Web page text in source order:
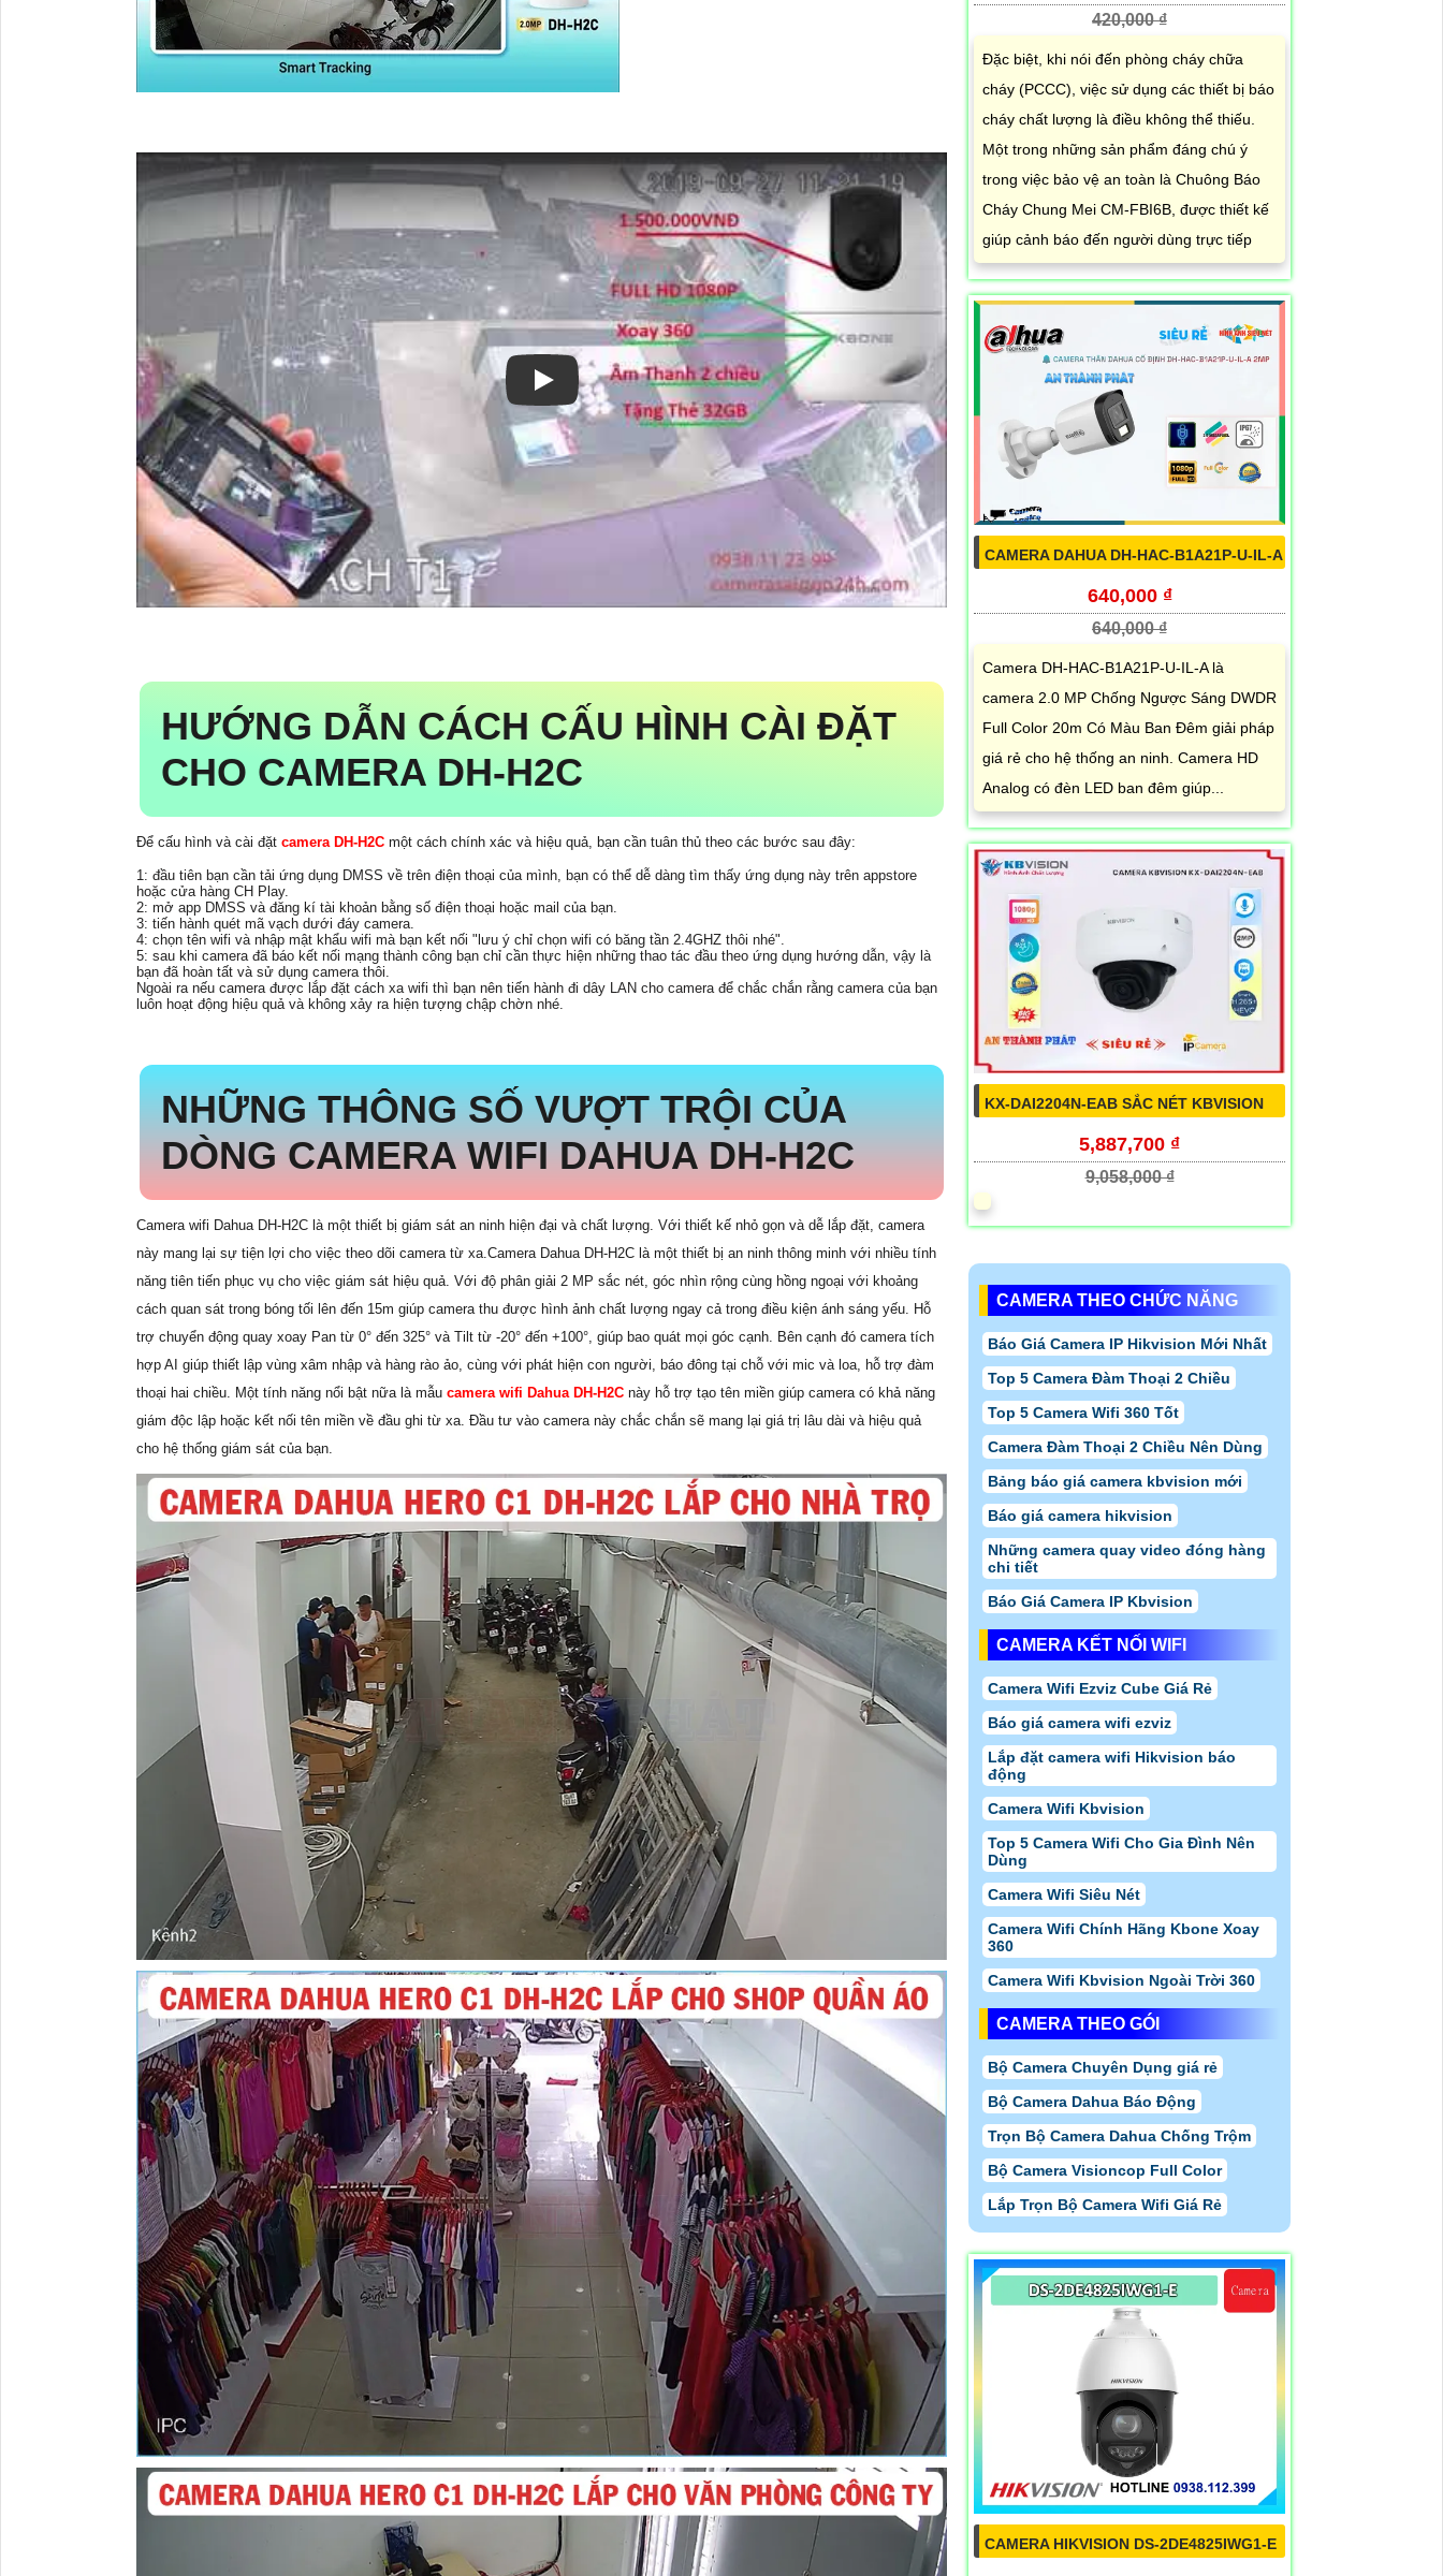
Xem video Camera Dahua Hero C1 Dh-H2c 2Mp
HƯỚNG DẪN CÁCH CẤU HÌNH CÀI ĐẶT
CHO CAMERA DH-H2C
Để cấu hình và cài đặt camera DH-H2C một cách chính xác và hiệu quả, bạn cần tuân thủ theo các bước sau đây:
1: đầu tiên bạn cần tải ứng dụng DMSS về trên điện thoại của mình, bạn có thể dễ dàng tìm thấy ứng dụng này trên appstore
hoặc cửa hàng CH Play.
2: mở app DMSS và đăng kí tài khoản bằng số điện thoại hoặc mail của bạn.
3: tiến hành quét mã vạch dưới đáy camera.
4: chọn tên wifi và nhập mật khẩu wifi mà bạn kết nối "lưu ý chỉ chọn wifi có băng tần 2.4GHZ thôi nhé".
5: sau khi camera đã báo kết nối mạng thành công bạn chỉ cần thực hiện những thao tác đầu theo ứng dụng hướng dẫn, vậy là
bạn đã hoàn tất và sử dụng camera thôi.
Ngoài ra nếu camera được lắp đặt cách xa wifi thì bạn nên tiến hành đi dây LAN cho camera để chắc chắn rằng camera của bạn
luôn hoạt động hiệu quả và không xảy ra hiện tượng chập chờn nhé.
NHỮNG THÔNG SỐ VƯỢT TRỘI CỦA
DÒNG CAMERA WIFI DAHUA DH-H2C
Camera wifi Dahua DH-H2C là một thiết bị giám sát an ninh hiện đại và chất lượng. Với thiết kế nhỏ gọn và dễ lắp đặt, camera
này mang lại sự tiện lợi cho việc theo dõi camera từ xa.Camera Dahua DH-H2C là một thiết bị an ninh thông minh với nhiều tính
năng tiên tiến phục vụ cho việc giám sát hiệu quả. Với độ phân giải 2 MP sắc nét, góc nhìn rộng cùng hồng ngoại với khoảng
cách quan sát trong bóng tối lên đến 15m giúp camera thu được hình ảnh chất lượng ngay cả trong điều kiện ánh sáng yếu. Hỗ
trợ chuyển động quay xoay Pan từ 0° đến 325° và Tilt từ -20° đến +100°, giúp bao quát mọi góc cạnh. Bên cạnh đó camera tích
hợp AI giúp thiết lập vùng xâm nhập và hàng rào ảo, cùng với phát hiện con người, báo đông tại chỗ với mic và loa, hỗ trợ đàm
thoại hai chiều. Một tính năng nổi bật nữa là mẫu camera wifi Dahua DH-H2C này hỗ trợ tạo tên miền giúp camera có khả năng
giám độc lập hoặc kết nối tên miền về đầu ghi từ xa. Đầu tư vào camera này chắc chắn sẽ mang lại giá trị lâu dài và hiệu quả
cho hệ thống giám sát của bạn.
420,000 ₫
Đặc biệt, khi nói đến phòng cháy chữa
cháy (PCCC), việc sử dụng các thiết bị báo
cháy chất lượng là điều không thể thiếu.
Một trong những sản phẩm đáng chú ý
trong việc bảo vệ an toàn là Chuông Báo
Cháy Chung Mei CM-FBI6B, được thiết kế
giúp cảnh báo đến người dùng trực tiếp
CAMERA DAHUA DH-HAC-B1A21P-U-IL-A
640,000 ₫
640,000 ₫
Camera DH-HAC-B1A21P-U-IL-A là
camera 2.0 MP Chống Ngược Sáng DWDR
Full Color 20m Có Màu Ban Ðêm giải pháp
giá rẻ cho hệ thống an ninh. Camera HD
Analog có đèn LED ban đêm giúp...
KX-DAI2204N-EAB SẮC NÉT KBVISION
5,887,700 ₫
9,058,000 ₫
CAMERA THEO CHỨC NĂNG
Báo Giá Camera IP Hikvision Mới Nhất
Top 5 Camera Đàm Thoại 2 Chiều
Top 5 Camera Wifi 360 Tốt
Camera Đàm Thoại 2 Chiều Nên Dùng
Bảng báo giá camera kbvision mới
Báo giá camera hikvision
Những camera quay video đóng hàng
chi tiết
Báo Giá Camera IP Kbvision
CAMERA KẾT NỐI WIFI
Camera Wifi Ezviz Cube Giá Rẻ
Báo giá camera wifi ezviz
Lắp đặt camera wifi Hikvision báo
động
Camera Wifi Kbvision
Top 5 Camera Wifi Cho Gia Đình Nên
Dùng
Camera Wifi Siêu Nét
Camera Wifi Chính Hãng Kbone Xoay
360
Camera Wifi Kbvision Ngoài Trời 360
CAMERA THEO GÓI
Bộ Camera Chuyên Dụng giá rẻ
Bộ Camera Dahua Báo Động
Trọn Bộ Camera Dahua Chống Trộm
Bộ Camera Visioncop Full Color
Lắp Trọn Bộ Camera Wifi Giá Rẻ
CAMERA HIKVISION DS-2DE4825IWG1-E